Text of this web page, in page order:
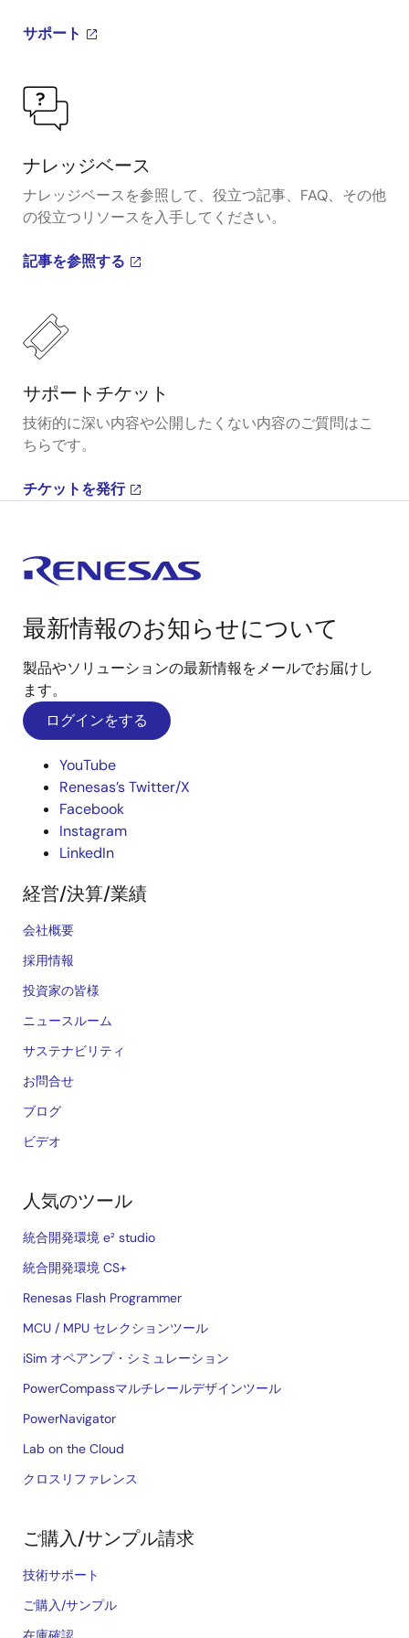
サポート
ナレッジベース
ナレッジベースを参照して、役立つ記事、FAQ、その他
の役立つリソースを入手してください。
記事を参照する
サポートチケット
技術的に深い内容や公開したくない内容のご質問はこ
ちらです。
チケットを発行
最新情報のお知らせについて
製品やソリューションの最新情報をメールでお届けし
ます。
ログインをする
YouTube
Renesas’s Twitter/X
Facebook
Instagram
LinkedIn
経営/決算/業績
会社概要
採用情報
投資家の皆様
ニュースルーム
サステナビリティ
お問合せ
ブログ
ビデオ
人気のツール
統合開発環境 e² studio
統合開発環境 CS+
Renesas Flash Programmer
MCU / MPU セレクションツール
iSim オペアンプ・シミュレーション
PowerCompassマルチレールデザインツール
PowerNavigator
Lab on the Cloud
クロスリファレンス
ご購入/サンプル請求
技術サポート
ご購入/サンプル